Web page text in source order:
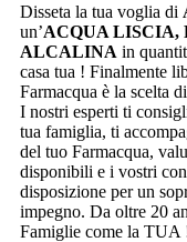
Disseta la tua voglia di
un’ACQUA LISCIA,
ALCALINA in
casa tua ! Finalmente
Farmacqua è la scelta
I nostri esperti ti
tua famiglia, ti
del tuo Farmacqua,
disponibili e i vostri
disposizione per un
impegno. Da oltre 20
Famiglie come la TUA